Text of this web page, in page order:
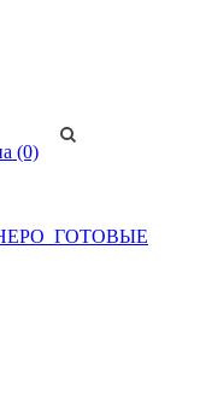
(0)
ГОТОВЫЕ